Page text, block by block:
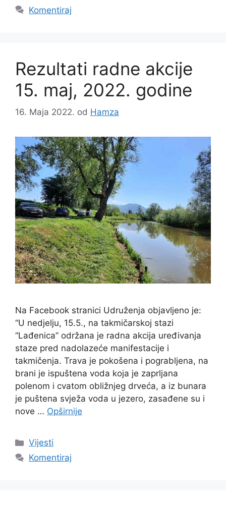
Komentiraj
Rezultati radne akcije
15. maj, 2022. godine
16. Maja 2022. od Hamza
Na Facebook stranici Udruženja objavljeno je:
“U nedjelju, 15.5., na takmičarskoj stazi
“Lađenica” održana je radna akcija uređivanja
staze pred nadolazeće manifestacije i
takmičenja. Trava je pokošena i pograbljena, na
brani je ispuštena voda koja je zaprljana
polenom i cvatom obližnjeg drveća, a iz bunara
je puštena svježa voda u jezero, zasađene su i
nove … Opširnije
Vijesti
Komentiraj